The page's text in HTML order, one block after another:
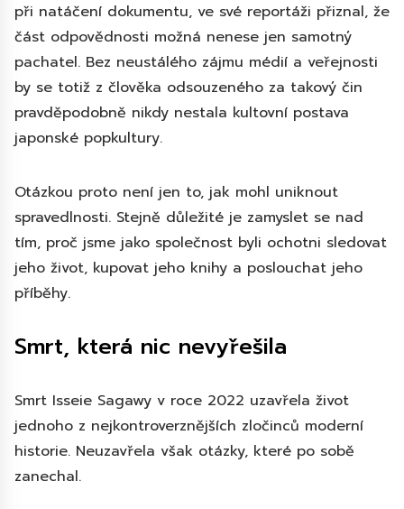
při natáčení dokumentu, ve své reportáži přiznal, že
část odpovědnosti možná nenese jen samotný
pachatel. Bez neustálého zájmu médií a veřejnosti
by se totiž z člověka odsouzeného za takový čin
pravděpodobně nikdy nestala kultovní postava
japonské popkultury.
Otázkou proto není jen to, jak mohl uniknout
spravedlnosti. Stejně důležité je zamyslet se nad
tím, proč jsme jako společnost byli ochotni sledovat
jeho život, kupovat jeho knihy a poslouchat jeho
příběhy.
Smrt, která nic nevyřešila
Smrt Isseie Sagawy v roce 2022 uzavřela život
jednoho z nejkontroverznějších zločinců moderní
historie. Neuzavřela však otázky, které po sobě
zanechal.